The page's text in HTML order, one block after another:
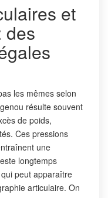
et
des
les mêmes selon
résulte souvent
de poids,
Ces pressions
une
longtemps
peut apparaître
articulaire. On